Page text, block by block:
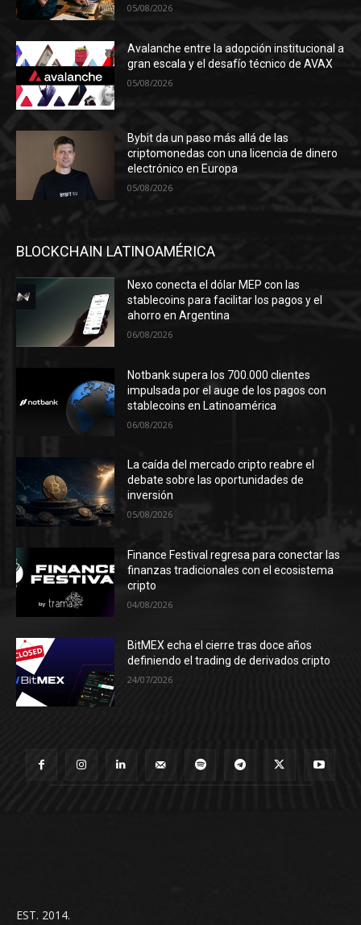
05/08/2026
Avalanche entre la adopción institucional a
gran escala y el desafío técnico de AVAX
05/08/2026
Bybit da un paso más allá de las
criptomonedas con una licencia de dinero
electrónico en Europa
05/08/2026
BLOCKCHAIN LATINOAMÉRICA
Nexo conecta el dólar MEP con las
stablecoins para facilitar los pagos y el
ahorro en Argentina
06/08/2026
Notbank supera los 700.000 clientes
impulsada por el auge de los pagos con
stablecoins en Latinoamérica
06/08/2026
La caída del mercado cripto reabre el
debate sobre las oportunidades de
inversión
05/08/2026
Finance Festival regresa para conectar las
finanzas tradicionales con el ecosistema
cripto
04/08/2026
BitMEX echa el cierre tras doce años
definiendo el trading de derivados cripto
24/07/2026
EST. 2014.